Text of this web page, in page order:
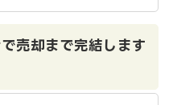
売却まで完結します